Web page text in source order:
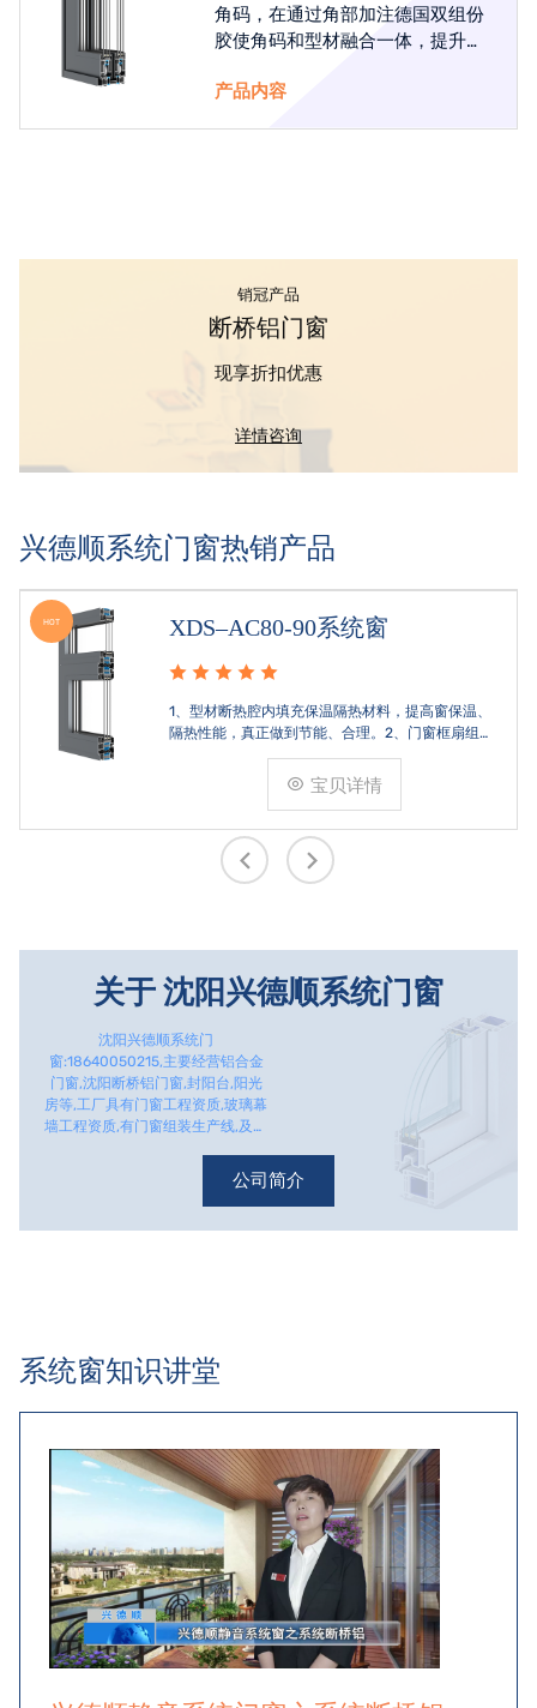
角码，在通过角部加注德国双组份
胶使角码和型材融合一体，提升角
倍。
产品内容
销冠产品
断桥铝门窗
现享折扣优惠
详情咨询
兴德顺系统门窗热销产品
HOT XDS–AC80-90系统窗
1、型材断热腔内填充保温隔热材料，提高窗保温、
隔热性能，真正做到节能、合理。2、门窗框扇组
合完成，在通过角部加注德国双组份胶使角码和型
材融合一体，提升角部强
宝贝详情
关于沈阳兴德顺系统门窗
沈阳兴德顺系统门
窗:18640050215,主要经营铝合金
门窗,沈阳断桥铝门窗,封阳台,阳光
房等,工厂具有门窗工程资质,玻璃幕
墙工程资质,有门窗组装生产线,及中
公司简介
系统窗知识讲堂